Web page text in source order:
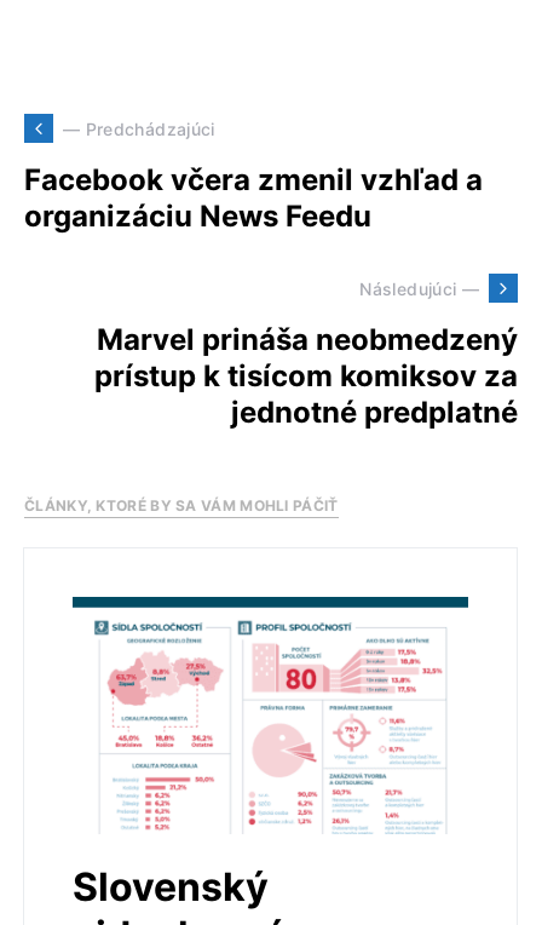
— Predchádzajúci
Facebook včera zmenil vzhľad a
organizáciu News Feedu
Následujúci —
Marvel prináša neobmedzený
prístup k tisícom komiksov za
jednotné predplatné
ČLÁNKY, KTORÉ BY SA VÁM MOHLI PÁČIŤ
Slovenský